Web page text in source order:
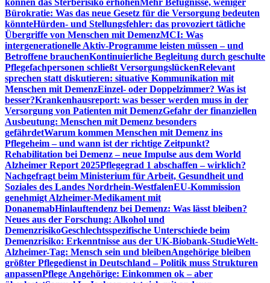
können das Sterberisiko erhöhenMehr Befugnisse, weniger
Bürokratie: Was das neue Gesetz für die Versorgung bedeuten
könnteHürden- und Stellungsfehler: das provoziert tätliche
Übergriffe von Menschen mit DemenzMCI: Was
intergenerationelle Aktiv-Programme leisten müssen – und
Betroffene brauchenKontinuierliche Begleitung durch geschulte
Pflegefachpersonen schließt VersorgungslückenRelevant
sprechen statt diskutieren: situative Kommunikation mit
Menschen mit DemenzEinzel- oder Doppelzimmer? Was ist
besser?Krankenhausreport: was besser werden muss in der
Versorgung von Patienten mit DemenzGefahr der finanziellen
Ausbeutung: Menschen mit Demenz besonders
gefährdetWarum kommen Menschen mit Demenz ins
Pflegeheim – und wann ist der richtige Zeitpunkt?
Rehabilitation bei Demenz – neue Impulse aus dem World
Alzheimer Report 2025Pflegegrad 1 abschaffen – wirklich?
Nachgefragt beim Ministerium für Arbeit, Gesundheit und
Soziales des Landes Nordrhein-WestfalenEU-Kommission
genehmigt Alzheimer-Medikament mit
DonanemabHinlauftendenz bei Demenz: Was lässt bleiben?
Neues aus der Forschung: Alkohol und
DemenzrisikoGeschlechtsspezifische Unterschiede beim
Demenzrisiko: Erkenntnisse aus der UK-Biobank-StudieWelt-
Alzheimer-Tag: Mensch sein und bleibenAngehörige bleiben
größter Pflegedienst in Deutschland – Politik muss Strukturen
anpassenPflege Angehörige: Einkommen ok – aber